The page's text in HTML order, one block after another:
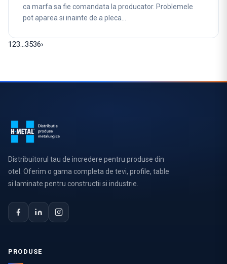
ca marfa sa fie comandata la producator. Problemele
pot aparea si inainte de a pleca…
123…3536›
Distribuitorul tau de incredere pentru produse din
otel. Oferim o gama completa de tevi, profile, table
si laminate pentru constructii si industrie.
PRODUSE